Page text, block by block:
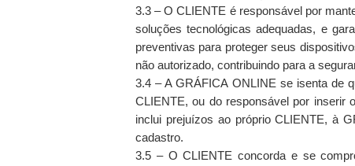
3.3 – O CLIENTE é responsável por
soluções tecnológicas adequadas, e
preventivas para proteger seus
não autorizado, contribuindo para a
3.4 – A GRÁFICA ONLINE se isenta de
CLIENTE, ou do responsável por inserir
inclui prejuízos ao próprio CLIENTE, à
cadastro.
3.5 – O CLIENTE concorda e se